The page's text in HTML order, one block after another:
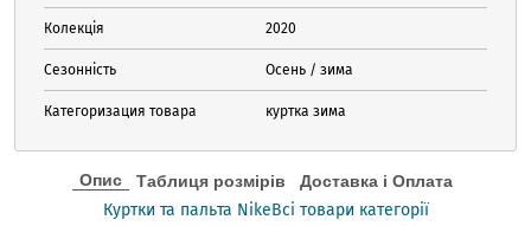
Колекція 2020
Сезонність Осень / зима
Категоризация товара куртка зима
Опис Таблиця розмірів Доставка і Оплата
Куртки та пальта NikeВсі товари категорії